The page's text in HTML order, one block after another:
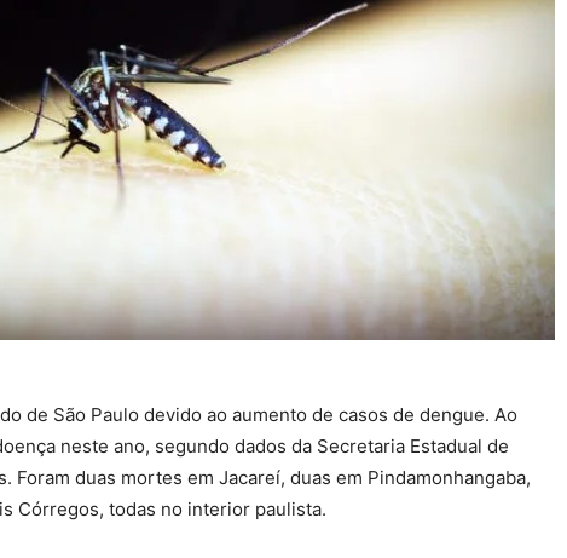
de São Paulo devido ao aumento de casos de dengue. Ao
neste ano, segundo dados da Secretaria Estadual de
Foram duas mortes em Jacareí, duas em Pindamonhangaba,
Córregos, todas no interior paulista.